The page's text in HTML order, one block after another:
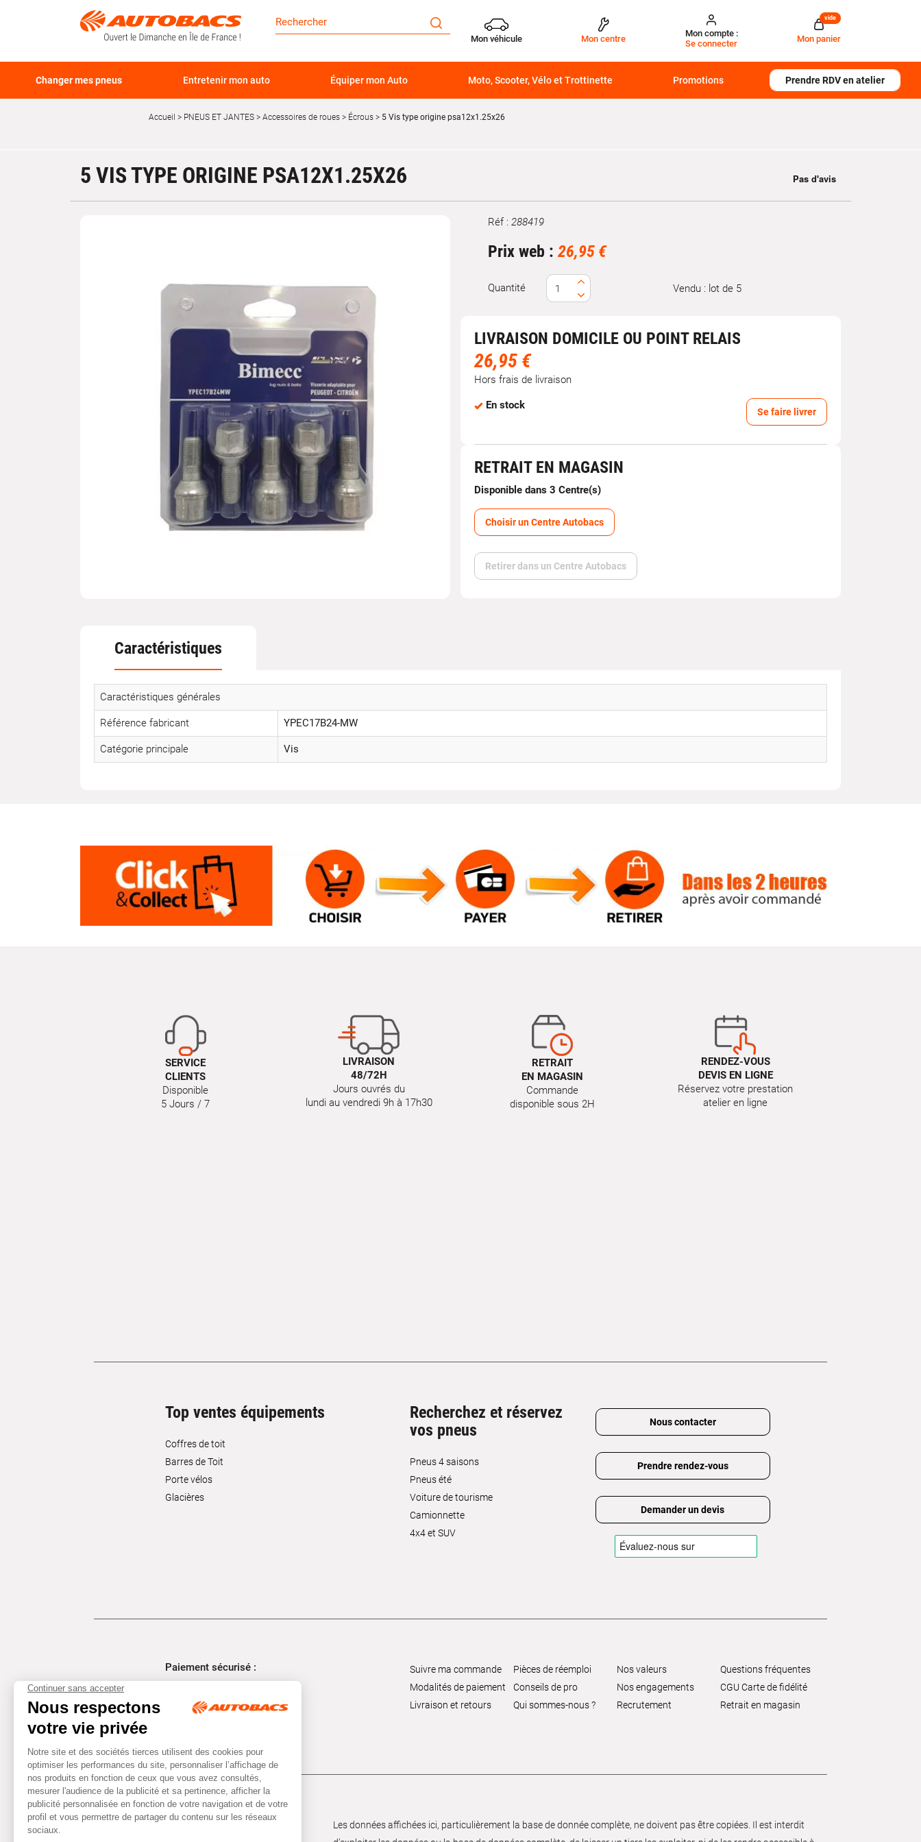
Mon véhicule Mon centre
Mon compte :
Se connecter
Mon panier
vide
Changer mes pneus Entretenir mon auto Équiper mon Auto Moto, Scooter, Vélo et Trottinette Promotions Prendre RDV en atelier
Accueil PNEUS ET JANTES Accessoires de roues Écrous 5 Vis type origine psa12x1.25x26
5 VIS TYPE ORIGINE PSA12X1.25X26
Marque
Réf : 288419
Prix web : 26,95 €
Quantité Vendu : lot de 5
LIVRAISON DOMICILE OU POINT RELAIS
26,95 €
Hors frais de livraison
En stock
Se faire livrer
RETRAIT EN MAGASIN
Disponible dans 3 Centre(s)
Choisir un Centre Autobacs
Retirer dans un Centre Autobacs
Caractéristiques
Caractéristiques générales
Référence fabricant YPEC17B24-MW
Catégorie principale Vis
SERVICE
CLIENTS
Disponible
5 Jours / 7
LIVRAISON
48/72H
Jours ouvrés du
lundi au vendredi 9h à 17h30
RETRAIT
EN MAGASIN
Commande
disponible sous 2H
RENDEZ-VOUS
DEVIS EN LIGNE
Réservez votre prestation
atelier en ligne
Top ventes équipements
Coffres de toit
Barres de Toit
Porte vélos
Glacières
Recherchez et réservez
vos pneus
Pneus 4 saisons
Pneus été
Voiture de tourisme
Camionnette
4x4 et SUV
Nous contacter
Prendre rendez-vous
Demander un devis
Paiement sécurisé :
Suivre ma commande
Modalités de paiement
Livraison et retours
Pièces de réemploi
Conseils de pro
Qui sommes-nous ?
Nos valeurs
Nos engagements
Recrutement
Questions fréquentes
CGU Carte de fidélité
Retrait en magasin
Les données affichées ici, particulièrement la base de donnée complète, ne doivent pas être copiées. Il est interdit